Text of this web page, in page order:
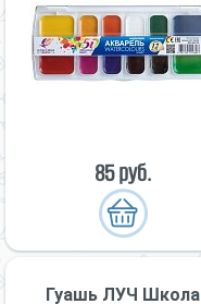
85 руб.
Гуашь ЛУЧ Школа